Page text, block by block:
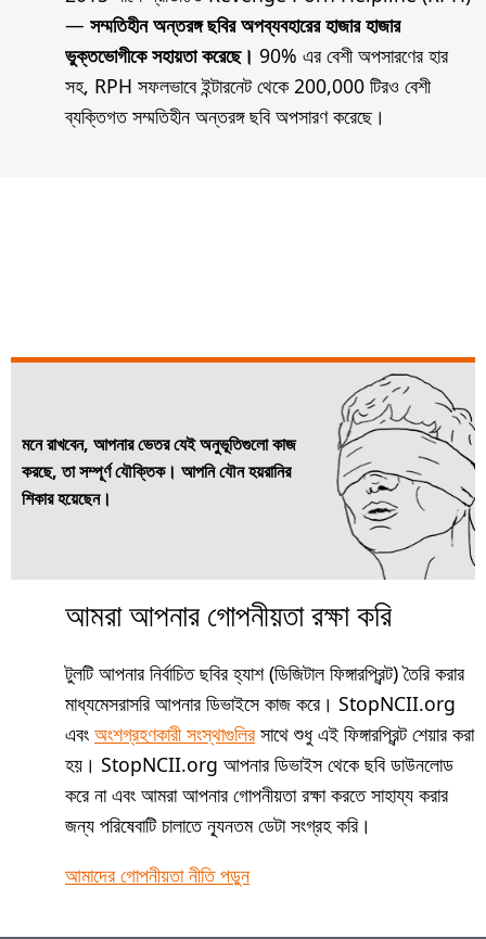
— সম্মতিহীন অন্তরঙ্গ ছবির অপব্যবহারের হাজার হাজার
ভুক্তভোগীকে সহায়তা করেছে। 90% এর বেশী অপসারণের হার
সহ, RPH সফলভাবে ইন্টারনেট থেকে 200,000 টিরও বেশী
ব্যক্তিগত সম্মতিহীন অন্তরঙ্গ ছবি অপসারণ করেছে।
মনে রাখবেন, আপনার ভেতর যেই অনুভূতিগুলো কাজ
করছে, তা সম্পূর্ণ যৌক্তিক। আপনি যৌন হয়রানির
শিকার হয়েছেন।
আমরা আপনার গোপনীয়তা রক্ষা করি
টুলটি আপনার নির্বাচিত ছবির হ্যাশ (ডিজিটাল ফিঙ্গারপ্রিন্ট) তৈরি করার
মাধ্যমেসরাসরি আপনার ডিভাইসে কাজ করে। StopNCII.org
এবং অংশগ্রহণকারী সংস্থাগুলিরসাথে শুধু এই ফিঙ্গারপ্রিন্ট শেয়ার করা
হয়। StopNCII.org আপনার ডিভাইস থেকে ছবি ডাউনলোড
করে না এবং আমরা আপনার গোপনীয়তা রক্ষা করতে সাহায্য করার
জন্য পরিষেবাটি চালাতে ন্যূনতম ডেটা সংগ্রহ করি।
আমাদের গোপনীয়তা নীতি পড়ুন